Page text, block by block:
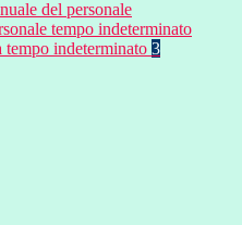
del personale
tempo indeterminato
tempo indeterminato 3